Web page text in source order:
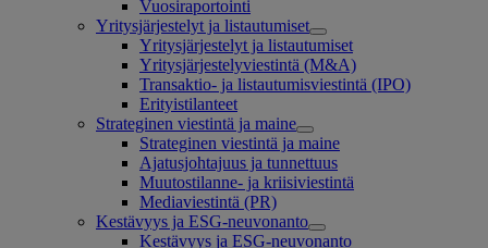
Vuosiraportointi
Yritysjärjestelyt ja listautumiset
Yritysjärjestelyt ja listautumiset
Yritysjärjestelyviestintä (M&A)
Transaktio- ja listautumisviestintä (IPO)
Erityistilanteet
Strateginen viestintä ja maine
Strateginen viestintä ja maine
Ajatusjohtajuus ja tunnettuus
Muutostilanne- ja kriisiviestintä
Mediaviestintä (PR)
Kestävyys ja ESG-neuvonanto
Kestävyys ja ESG-neuvonanto